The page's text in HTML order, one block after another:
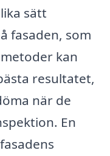
sätt
fasaden, som
kan
resultatet,
när de
En